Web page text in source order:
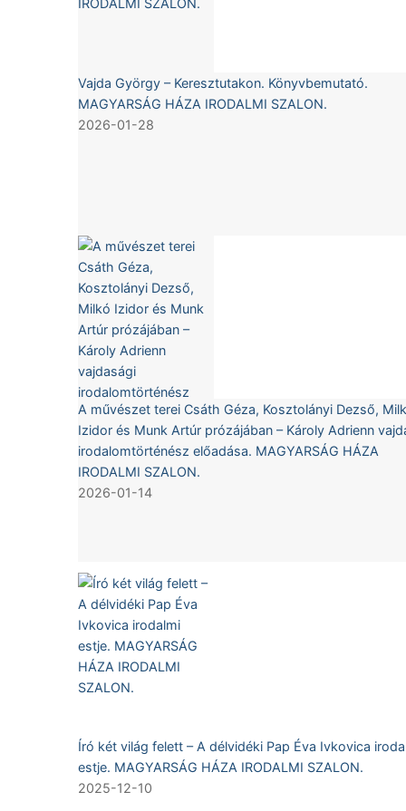
Vajda György – Keresztutakon. Könyvbemutató.
MAGYARSÁG HÁZA IRODALMI SZALON.
2026-01-28
A művészet terei Csáth Géza, Kosztolányi Dezső,
Izidor és Munk Artúr prózájában – Károly Adrienn
irodalomtörténész előadása. MAGYARSÁG HÁZA
IRODALMI SZALON.
2026-01-14
Író két világ felett – A délvidéki Pap Éva Ivkovica
estje. MAGYARSÁG HÁZA IRODALMI SZALON.
2025-12-10